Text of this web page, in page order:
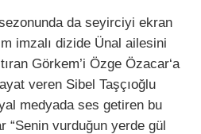
da seyirciyi ekran
imzalı dizide Ünal ailesini
Görkem’i Özge Özacar‘a
veren Sibel Taşçıoğlu
medyada ses getiren bu
“Senin vurduğun yerde gül